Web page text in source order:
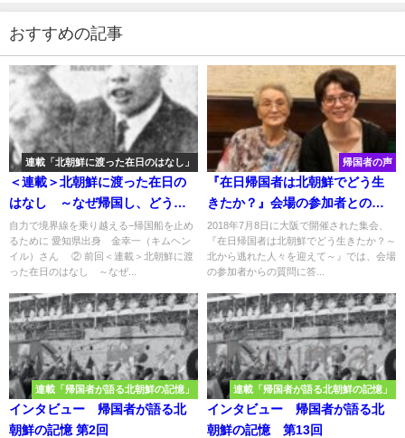
おすすめの記事
連載「北朝鮮に渡った在日のはなし」
＜連載＞北朝鮮に渡った在日の
はなし ～なぜ帰国し、どう生
きたのか～第6回
自力で境界線を乗り越える−帰国船を止め
るために 愛知県出身 金幸一（キムヘン
イル）さん ② 前回＜連載＞北朝鮮に渡
った在日のはなし ～なぜ...
帰国者の声
『在日帰国者は北朝鮮でどう生
きたか？』会場の参加者との質
疑応答 （後編）
2018年7月8日に大阪で開催された集会、
『在日帰国者は北朝鮮でどう生きたか？～
北から逃れた人々を迎えて～』では、会場
の参加者からの質問に答...
連載「帰国者が語る北朝鮮の記憶」
インタビュー 帰国者が語る北
朝鮮の記憶 第2回
連載「帰国者が語る北朝鮮の記憶」
インタビュー 帰国者が語る北
朝鮮の記憶 第13回